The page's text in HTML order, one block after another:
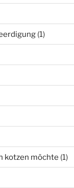
(1)
kotzen möchte (1)